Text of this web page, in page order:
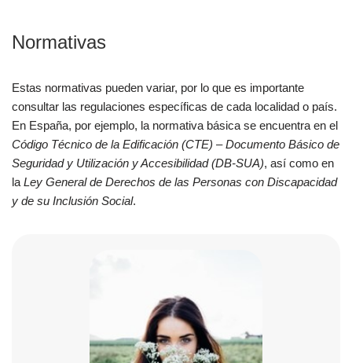
Normativas
Estas normativas pueden variar, por lo que es importante
consultar las regulaciones específicas de cada localidad o país.
En España, por ejemplo, la normativa básica se encuentra en el
Código Técnico de la Edificación (CTE) – Documento Básico de
Seguridad y Utilización y Accesibilidad (DB-SUA), así como en
la Ley General de Derechos de las Personas con Discapacidad
y de su Inclusión Social.